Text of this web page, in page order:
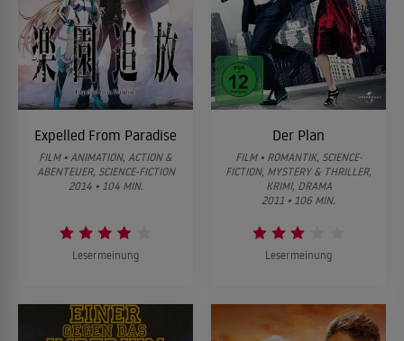
Expelled From Paradise
FILM • ANIMATION, ACTION &
ABENTEUER, SCIENCE-FICTION
2014 • 104 MIN.
Lesermeinung
Der Plan
FILM • ROMANTIK, SCIENCE-
FICTION, MYSTERY & THRILLER,
KRIMI, DRAMA
2011 • 106 MIN.
Lesermeinung